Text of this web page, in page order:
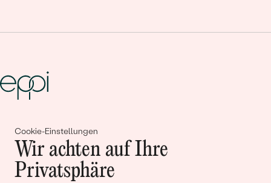
Cookie-Einstellungen
Wir achten auf Ihre
Privatsphäre
Gemeinsam erschaffen wir
Geschichten von Schönheit und
Liebe